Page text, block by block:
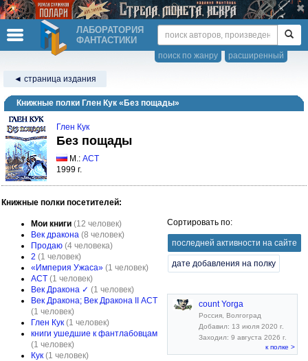
ЛАБОРАТОРИЯ
ФАНТАСТИКИ
расширенный
поиск по жанру
◄ страница издания
Книжные полки Глен Кук «Без пощады»
Глен Кук
Без пощады
М.: АСТ
1999 г.
Книжные полки посетителей:
Мои книги (12 человек)
Век дракона (8 человек)
Продаю (4 человека)
2 (1 человек)
«Империя Ужаса» (1 человек)
АСТ (1 человек)
Век Дракона ✓ (1 человек)
Век Дракона; Век Дракона II АСТ
(1 человек)
Глен Кук (1 человек)
книги ушедшие к фантлабовцам
(1 человек)
Кук (1 человек)
Сортировать по:
последней активности на сайте
дате добавления на полку
count Yorga
Россия, Волгоград
Добавил: 13 июля 2020 г.
Заходил: 9 августа 2026 г.
к полке >